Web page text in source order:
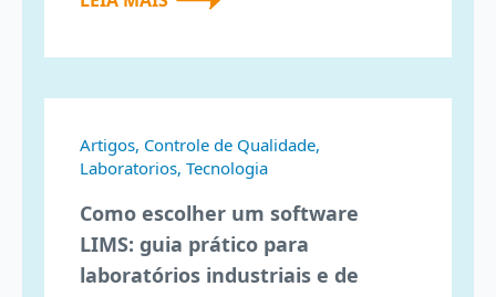
Artigos, Controle de Qualidade,
Laboratorios, Tecnologia
Como escolher um software
LIMS: guia prático para
laboratórios industriais e de